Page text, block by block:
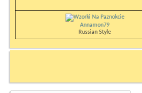
Annamon79
Russian Style